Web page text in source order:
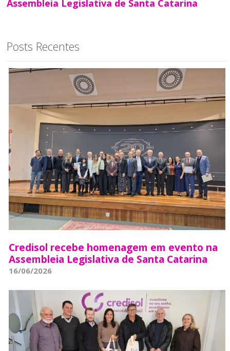
Assembleia Legislativa de Santa Catarina
Posts Recentes
Credisol recebe homenagem em evento na
Assembleia Legislativa de Santa Catarina
16/06/2026